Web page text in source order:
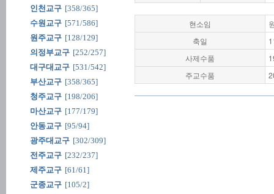
인천교구 [358/365]
수원교구 [571/586]
원주교구 [128/129]
의정부교구 [252/257]
대구대교구 [531/542]
부산교구 [358/365]
청주교구 [198/206]
마산교구 [177/179]
안동교구 [95/94]
광주대교구 [302/309]
전주교구 [232/237]
제주교구 [61/61]
군종교구 [105/2]
현소임
축일
사제수품
주교수품